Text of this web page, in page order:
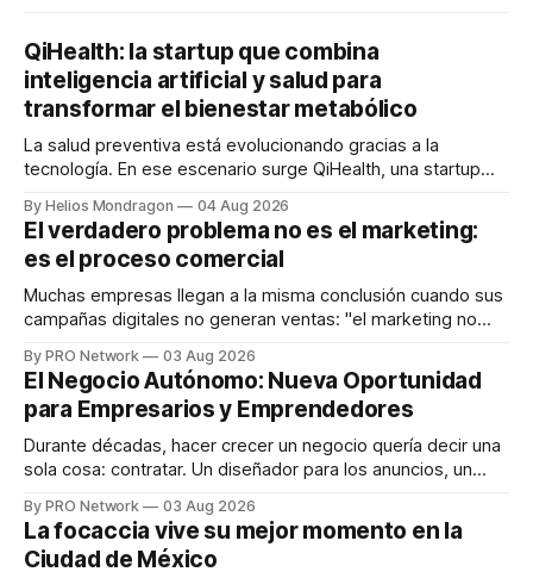
QiHealth: la startup que combina
inteligencia artificial y salud para
transformar el bienestar metabólico
La salud preventiva está evolucionando gracias a la
tecnología. En ese escenario surge QiHealth, una startup
dispositivos inteligentes, inteligencia artificial y monitoreo
en tiempo real para ayudar a las personas a tomar mejores
decisiones sobre su salud metabólica. Su propuesta busca
responder
By Helios Mondragon 04 Aug 2026
El verdadero problema no es el marketing:
es el proceso comercial
Muchas empresas llegan a la misma conclusión cuando sus
campañas digitales no generan ventas: "el marketing no
INTERIUS, el problema suele estar en otro lugar. Durante
una entrevista para el podcast SER PRO, el especialista en
marketing digital explicó que
By PRO Network 03 Aug 2026
El Negocio Autónomo: Nueva Oportunidad
para Empresarios y Emprendedores
Durante décadas, hacer crecer un negocio quería decir una
sola cosa: contratar. Un diseñador para los anuncios, un
para los textos, alguien que supiera de publicidad digital
para encontrar prospectos, un vendedor para atender
llamadas y mensajes, y —con suerte— una persona
By PRO Network 03 Aug 2026
La focaccia vive su mejor momento en la
Ciudad de México